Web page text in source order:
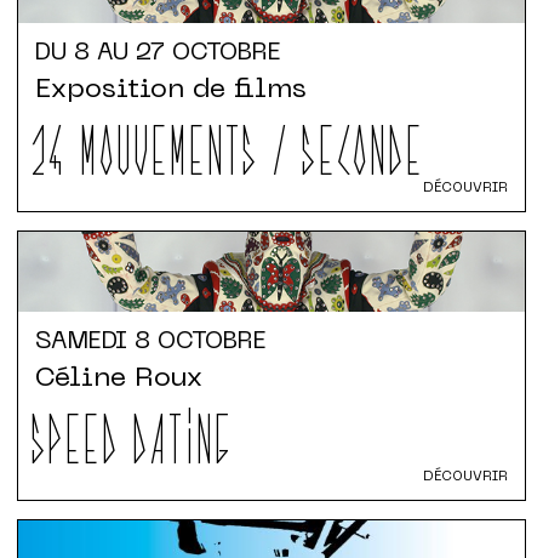
DU 8 AU 27 OCTOBRE
24 MOUVEMENTS / SECONDE
Exposition de films
DÉCOUVRIR
SAMEDI 8 OCTOBRE
SPEED DATING
Céline Roux
DÉCOUVRIR